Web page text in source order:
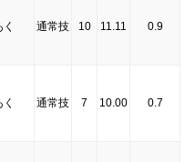
通常技 10 11.11 0.9
通常技 7 10.00 0.7